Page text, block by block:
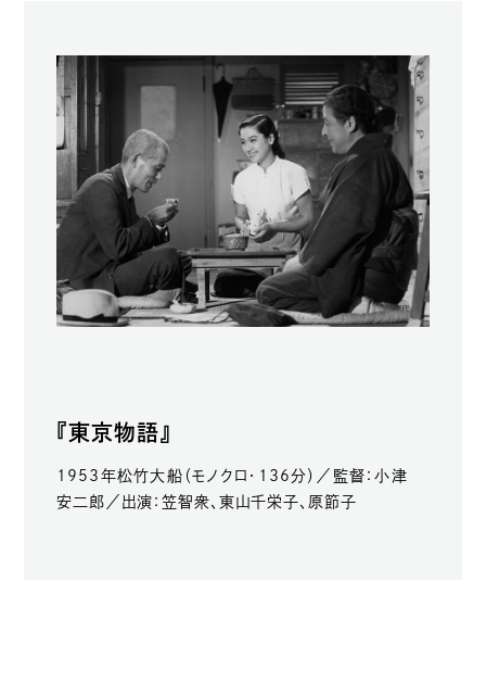
『東京物語』
1953年松竹大船（モノクロ・136分）／監督：小津
安二郎／出演：笠智衆、東山千栄子、原節子